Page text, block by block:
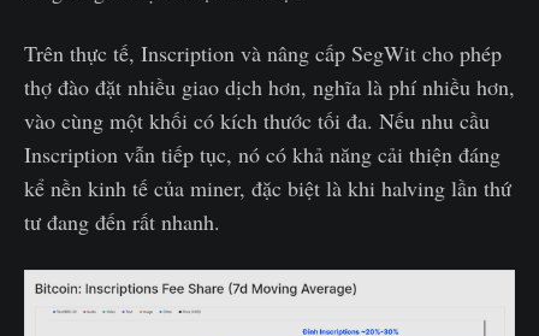
Trên thực tế, Inscription và nâng cấp SegWit cho phép
thợ đào đặt nhiều giao dịch hơn, nghĩa là phí nhiều hơn,
vào cùng một khối có kích thước tối đa. Nếu nhu cầu
Inscription vẫn tiếp tục, nó có khả năng cải thiện đáng
kể nền kinh tế của miner, đặc biệt là khi halving lần thứ
tư đang đến rất nhanh.